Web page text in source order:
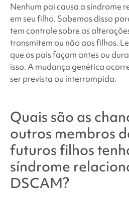
Nenhum pai causa asíndrome
em seu filho. Sabemos disso
tem controle sobre as
transmitem ou não aos filhos.
que os pais façam antes ou
isso. A mudança genética
ser prevista ou interrompida.
Quais são as
outros membros
futuros filhos
síndrome
DSCAM?